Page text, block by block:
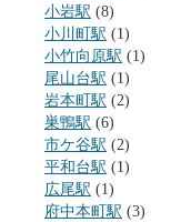
小岩駅 (8)
小川町駅 (1)
小竹向原駅 (1)
尾山台駅 (1)
岩本町駅 (2)
巣鴨駅 (6)
市ケ谷駅 (2)
平和台駅 (1)
広尾駅 (1)
府中本町駅 (3)